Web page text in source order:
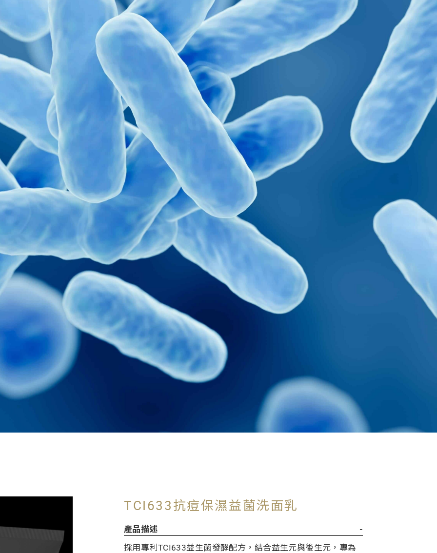
TCI633抗痘保濕益菌洗面乳
產品描述
採用專利TCI633益生菌發酵配方，結合益生元與後生元，專為